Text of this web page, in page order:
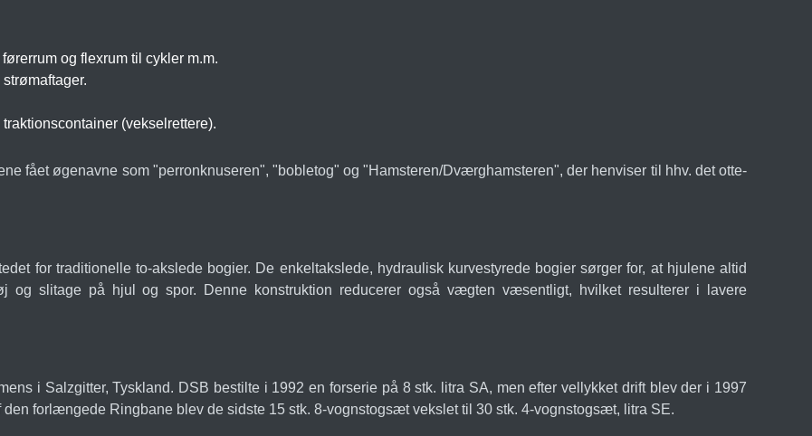
og flexrum til cykler m.m.
(vekselrettere).
fået øgenavne som "perronknuseren", "bobletog" og "Hamsteren/Dværghamsteren", der henviser til hhv. det otte-
for traditionelle to-akslede bogier. De enkeltakslede, hydraulisk kurvestyrede bogier sørger for, at hjulene altid
og slitage på hjul og spor. Denne konstruktion reducerer også vægten væsentligt, hvilket resulterer i lavere
i Salzgitter, Tyskland. DSB bestilte i 1992 en forserie på 8 stk. litra SA, men efter vellykket drift blev der i 1997
forlængede Ringbane blev de sidste 15 stk. 8-vognstogsæt vekslet til 30 stk. 4-vognstogsæt, litra SE.